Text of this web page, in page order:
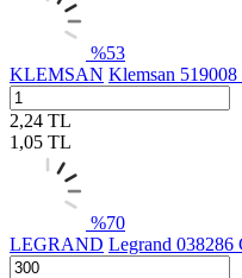
%53
KLEMSAN Klemsan
2,24 TL
1,05 TL
%70
LEGRAND Legrand 038286